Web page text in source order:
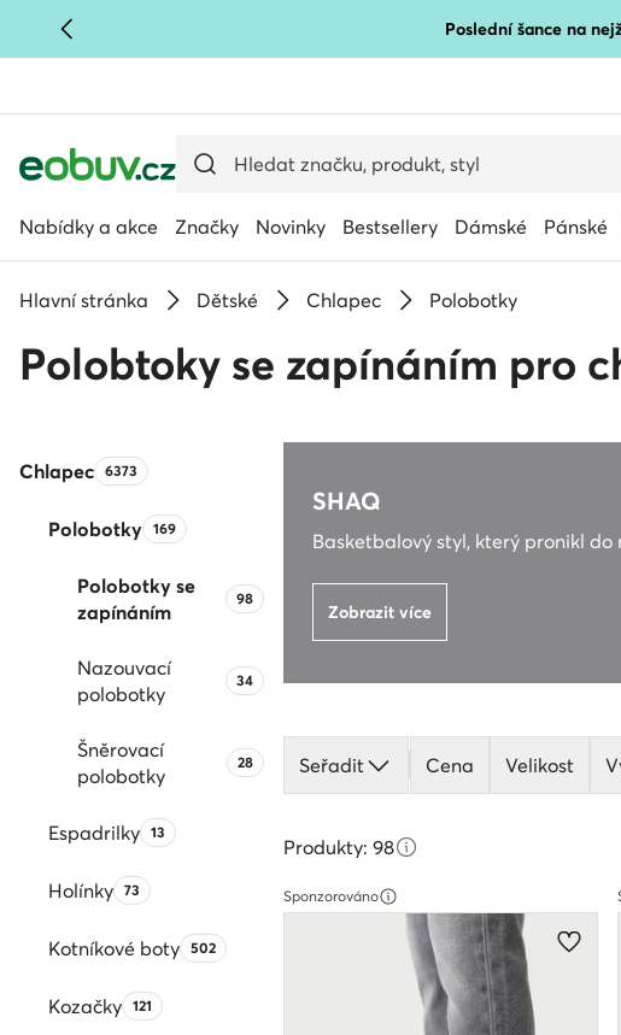
PŘEJÍT NA HLAVNÍ OBSAH Poslední šance na
Nabídky a akce Značky Novinky Bestsellery Dámské Pánské
Hlavní stránka Dětské Chlapec Polobotky
Polobtoky se zapínáním pro
ChlapecPočet produktů:
6373
PolobotkyPočet produktů:
169
Polobotky se
zapínáním
Počet produktů:
98
Nazouvací
polobotky
Počet produktů:
34
Šněrovací
polobotky
Počet produktů:
28
EspadrilkyPočet produktů:
13
HolínkyPočet produktů:
73
Kotníkové botyPočet produktů:
502
KozačkyPočet produktů:
121
SHAQ
Basketbalový styl, který pronikl do
Zobrazit více
Seřadit Cena Velikost
Produkty: 98
Sponzorováno